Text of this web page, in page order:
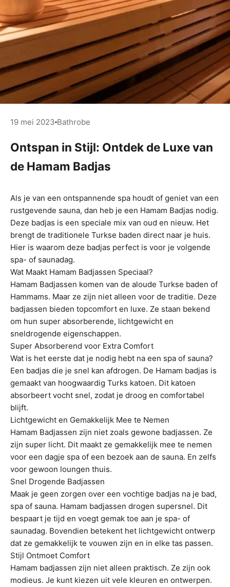
19 mei 2023 Bathrobe
Ontspan in Stijl: Ontdek de Luxe van
de Hamam Badjas
Als je van een ontspannende spa houdt of geniet van een
rustgevende sauna, dan heb je een Hamam Badjas nodig.
Deze badjas is een speciale mix van oud en nieuw. Het
brengt de traditionele Turkse baden direct naar je huis.
Hier is waarom deze badjas perfect is voor je volgende
spa- of saunadag.
Wat Maakt Hamam Badjassen Speciaal?
Hamam Badjassen komen van de aloude Turkse baden of
Hammams. Maar ze zijn niet alleen voor de traditie. Deze
badjassen bieden topcomfort en luxe. Ze staan bekend
om hun super absorberende, lichtgewicht en
sneldrogende eigenschappen.
Super Absorberend voor Extra Comfort
Wat is het eerste dat je nodig hebt na een spa of sauna?
Een badjas die je snel kan afdrogen. De Hamam badjas is
gemaakt van hoogwaardig Turks katoen. Dit katoen
absorbeert vocht snel, zodat je droog en comfortabel
blijft.
Lichtgewicht en Gemakkelijk Mee te Nemen
Hamam Badjassen zijn niet zoals gewone badjassen. Ze
zijn super licht. Dit maakt ze gemakkelijk mee te nemen
voor een dagje spa of een bezoek aan de sauna. En zelfs
voor gewoon loungen thuis.
Snel Drogende Badjassen
Maak je geen zorgen over een vochtige badjas na je bad,
spa of sauna. Hamam badjassen drogen supersnel. Dit
bespaart je tijd en voegt gemak toe aan je spa- of
saunadag. Bovendien betekent het lichtgewicht ontwerp
dat ze gemakkelijk te vouwen zijn en in elke tas passen.
Stijl Ontmoet Comfort
Hamam badjassen zijn niet alleen praktisch. Ze zijn ook
modieus. Je kunt kiezen uit vele kleuren en ontwerpen.